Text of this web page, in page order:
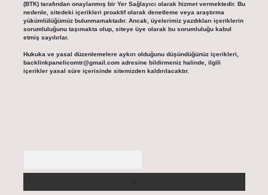
(BTK) tarafından onaylanmış bir Yer Sağlayıcı olarak hizmet vermektedir. Bu
nedenle, sitedeki içerikleri proaktif olarak denetleme veya araştırma
yükümlülüğümüz bulunmamaktadır. Ancak, üyelerimiz yazdıkları içeriklerin
sorumluluğunu taşımakta olup, siteye üye olarak bu sorumluluğu kabul
etmiş sayılırlar.
Hukuka ve yasal düzenlemelere aykırı olduğunu düşündüğünüz içerikleri,
backlinkpanelicomtr@gmail.comadresine bildirmeniz halinde, ilgili
içerikler yasal süre içerisinde sitemizden kaldırılacaktır.